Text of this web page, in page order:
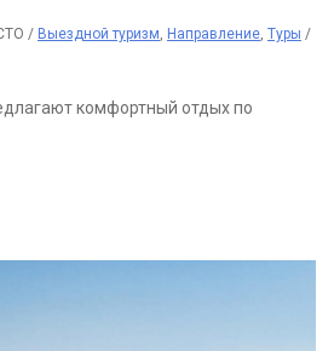
/ Выездной туризм Направление Туры /
комфортный отдых по